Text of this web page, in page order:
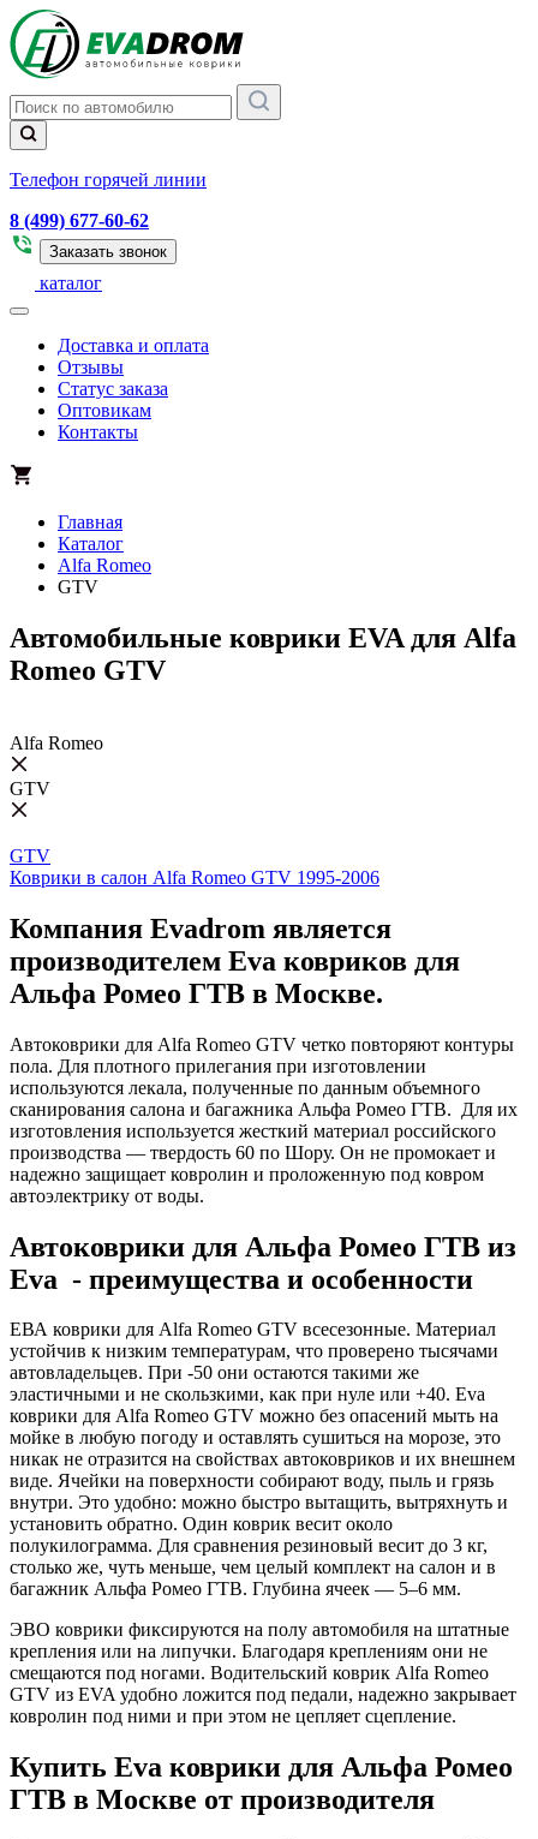
Телефон горячей линии
8 (499) 677-60-62
Заказать звонок
каталог
Доставка и оплата
Отзывы
Статус заказа
Оптовикам
Контакты
Главная
Каталог
Alfa Romeo
GTV
Автомобильные коврики EVA для Alfa
Romeo GTV
Alfa Romeo
GTV
GTV
Коврики в салон Alfa Romeo GTV 1995-2006
Компания Evadrom является
производителем Eva ковриков для
Альфа Ромео ГТВ в Москве.
Автоковрики для Alfa Romeo GTV четко повторяют контуры
пола. Для плотного прилегания при изготовлении
используются лекала, полученные по данным объемного
сканирования салона и багажника Альфа Ромео ГТВ. Для их
изготовления используется жесткий материал российского
производства — твердость 60 по Шору. Он не промокает и
надежно защищает ковролин и проложенную под ковром
автоэлектрику от воды.
Автоковрики для Альфа Ромео ГТВ из
Eva - преимущества и особенности
ЕВА коврики для Alfa Romeo GTV всесезонные. Материал
устойчив к низким температурам, что проверено тысячами
автовладельцев. При -50 они остаются такими же
эластичными и не скользкими, как при нуле или +40. Eva
коврики для Alfa Romeo GTV можно без опасений мыть на
мойке в любую погоду и оставлять сушиться на морозе, это
никак не отразится на свойствах автоковриков и их внешнем
виде. Ячейки на поверхности собирают воду, пыль и грязь
внутри. Это удобно: можно быстро вытащить, вытряхнуть и
установить обратно. Один коврик весит около
полукилограмма. Для сравнения резиновый весит до 3 кг,
столько же, чуть меньше, чем целый комплект на салон и в
багажник Альфа Ромео ГТВ. Глубина ячеек — 5–6 мм.
ЭВО коврики фиксируются на полу автомобиля на штатные
крепления или на липучки. Благодаря креплениям они не
смещаются под ногами. Водительский коврик Alfa Romeo
GTV из EVA удобно ложится под педали, надежно закрывает
ковролин под ними и при этом не цепляет сцепление.
Купить Eva коврики для Альфа Ромео
ГТВ в Москве от производителя